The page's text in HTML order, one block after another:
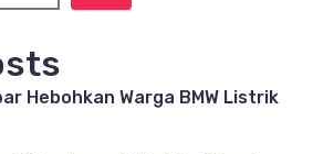
Hebohkan Warga BMW Listrik